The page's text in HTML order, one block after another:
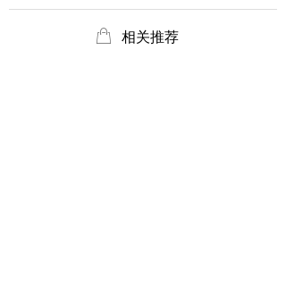
ꂆ 相关推荐